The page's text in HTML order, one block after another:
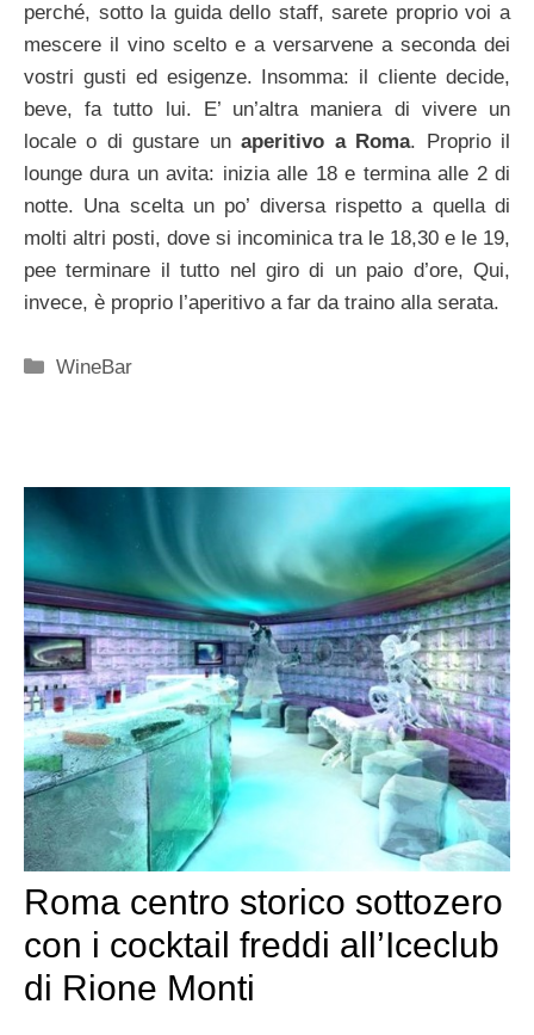
perché, sotto la guida dello staff, sarete proprio voi a
mescere il vino scelto e a versarvene a seconda dei
vostri gusti ed esigenze. Insomma: il cliente decide,
beve, fa tutto lui. E’ un’altra maniera di vivere un
locale o di gustare unaperitivo a Roma. Proprio il
lounge dura un avita: inizia alle 18 e termina alle 2 di
notte. Una scelta un po’ diversa rispetto a quella di
molti altri posti, dove si incominica tra le 18,30 e le 19,
pee terminare il tutto nel giro di un paio d’ore, Qui,
invece, è proprio l’aperitivo a far da traino alla serata.
Categorie
WineBar
Roma centro storico sottozero
con i cocktail freddi all’Iceclub
di Rione Monti